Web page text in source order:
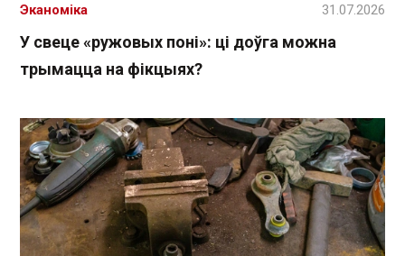
У свеце «ружовых поні»: ці доўга можна
трымацца на фікцыях?
Эканоміка 31.07.2026